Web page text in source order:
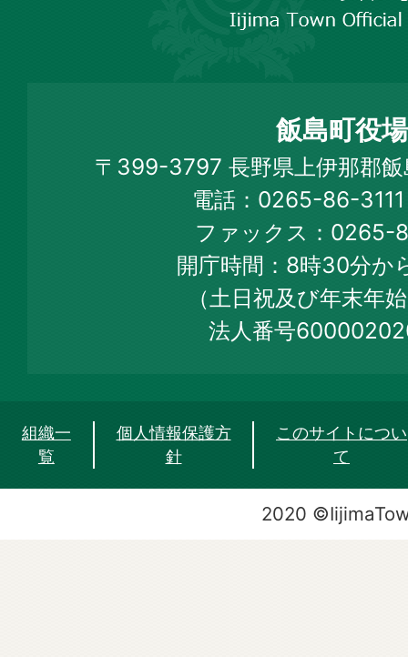
Town
Official
Web
Site
飯島町役場
〒399-3797 長野県上伊那郡
電話：0265-86-
ファックス：0265-
開庁時間：8時30分か
（土日祝及び年末年
法人番号
組織一
覧
個人情報保護方
針
このサイトについ
て
2020